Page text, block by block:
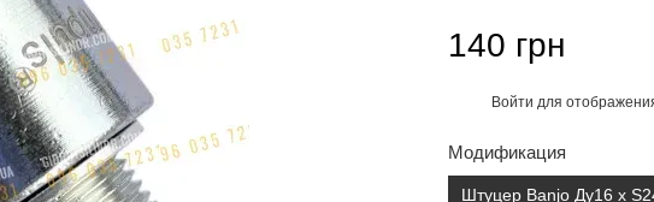
140 грн
Войти для
Модификация
Штуцер Banjo Ду16 х